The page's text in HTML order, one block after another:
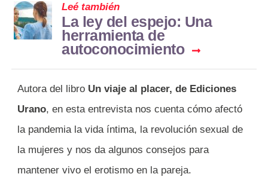
Leé también
La ley del espejo: Una
herramienta de
autoconocimiento
Autora del libro Un viaje al placer, de Ediciones
Urano, en esta entrevista nos cuenta cómo afectó
la pandemia la vida íntima, la revolución sexual de
la mujeres y nos da algunos consejos para
mantener vivo el erotismo en la pareja.